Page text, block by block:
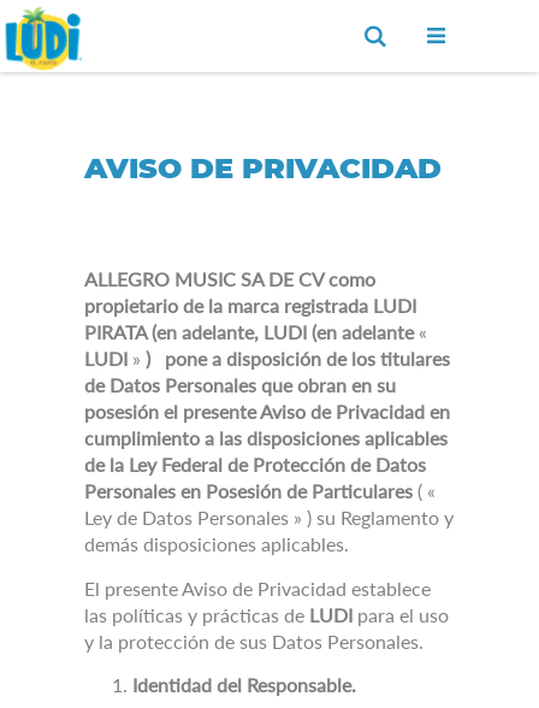
Buscar
AVISO DE PRIVACIDAD
ALLEGRO MUSIC SA DE CV como
propietario de la marca registrada LUDI
PIRATA (en adelante, LUDI (en adelante«
LUDI » )
pone a disposición de los titulares
de Datos Personales que obran en su
posesión el presente Aviso de Privacidad en
cumplimiento a las disposiciones aplicables
de la Ley Federal de Protección de Datos
Personales en Posesión de Particulares ( «
Ley de Datos Personales » ) su Reglamento y
demás disposiciones aplicables.
El presente Aviso de Privacidad establece
las políticas y prácticas de LUDI para el uso
y la protección de sus Datos Personales.
Identidad del Responsable.